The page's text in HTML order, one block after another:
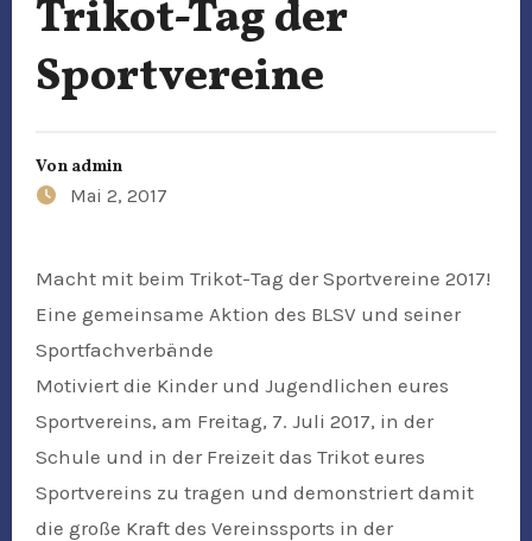
Trikot-Tag der
Sportvereine
Von admin
Mai 2, 2017
Macht mit beim Trikot-Tag der Sportvereine 2017!
Eine gemeinsame Aktion des BLSV und seiner
Sportfachverbände
Motiviert die Kinder und Jugendlichen eures
Sportvereins, am Freitag, 7. Juli 2017, in der
Schule und in der Freizeit das Trikot eures
Sportvereins zu tragen und demonstriert damit
die große Kraft des Vereinssports in der